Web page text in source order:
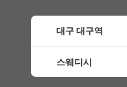
대구 대구역
스웨디시